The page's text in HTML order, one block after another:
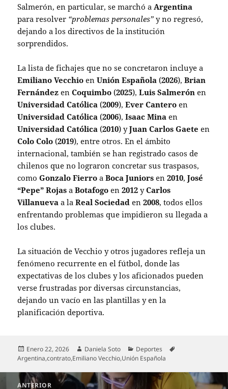
Salmerón, en particular, se marchó a Argentina
para resolver “problemas personales” y no regresó,
dejando a los directivos de la institución
sorprendidos.
La lista de fichajes que no se concretaron incluye a
Emiliano Vecchio enUnión Española (2026),Brian
Fernández enCoquimbo (2025),Luis Salmerón en
Universidad Católica (2009),Ever Cantero en
Universidad Católica (2006),Isaac Mina en
Universidad Católica (2010) yJuan Carlos Gaete en
Colo Colo (2019), entre otros. En el ámbito
internacional, también se han registrado casos de
chilenos que no lograron concretar sus traspasos,
comoGonzalo Fierro aBoca Juniors en2010,José
“Pepe” Rojas aBotafogo en2012 yCarlos
Villanueva a laReal Sociedad en2008, todos ellos
enfrentando problemas que impidieron su llegada a
los clubes.
La situación de Vecchio y otros jugadores refleja un
fenómeno recurrente en el fútbol, donde las
expectativas de los clubes y los aficionados pueden
verse frustradas por diversas circunstancias,
dejando un vacío en las plantillas y en la
planificación deportiva.
Publicado
el
Enero 22, 2026 Autor
Daniela Soto Categorías
Deportes
Argentina,contrato,Emiliano Vecchio,Unión Española
Navegación
ANTERIOR